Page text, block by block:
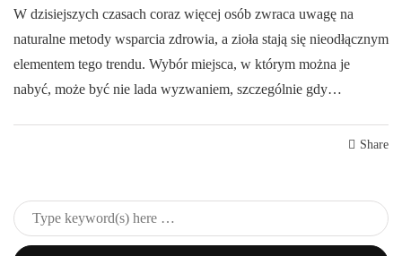
W dzisiejszych czasach coraz więcej osób zwraca uwagę na
naturalne metody wsparcia zdrowia, a zioła stają się nieodłącznym
elementem tego trendu. Wybór miejsca, w którym można je
nabyć, może być nie lada wyzwaniem, szczególnie gdy…
Share